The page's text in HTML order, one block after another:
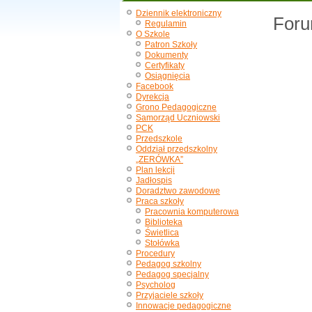
Dziennik elektroniczny
Regulamin
O Szkole
Patron Szkoły
Dokumenty
Certyfikaty
Osiągnięcia
Facebook
Dyrekcja
Grono Pedagogiczne
Samorząd Uczniowski
PCK
Przedszkole
Oddział przedszkolny
„ZERÓWKA”
Plan lekcji
Jadłospis
Doradztwo zawodowe
Praca szkoły
Pracownia komputerowa
Biblioteka
Świetlica
Stołówka
Procedury
Pedagog szkolny
Pedagog specjalny
Psycholog
Przyjaciele szkoły
Innowacje pedagogiczne